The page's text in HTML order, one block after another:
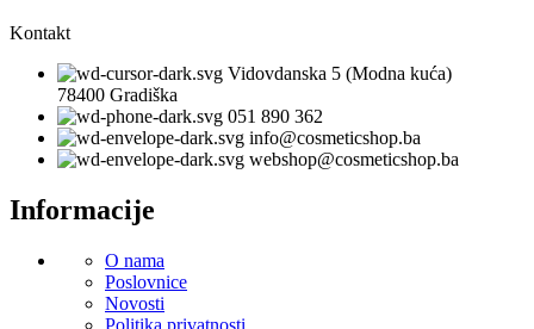
Kontakt
Vidovdanska 5 (Modna kuća)
78400 Gradiška
051 890 362
info@cosmeticshop.ba
webshop@cosmeticshop.ba
Informacije
O nama
Poslovnice
Novosti